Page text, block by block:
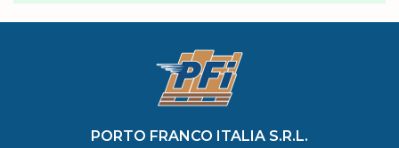
PORTO FRANCO ITALIA S.R.L.